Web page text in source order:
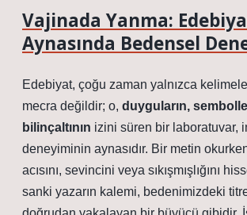
Vajinada Yanma:
Aynasında Bedensel
Edebiyat, çoğu zaman yalnızca
mecra değildir; o, duyguların,
bilinçaltının izini süren bir laboratuvar,
deneyiminin aynasıdır. Bir metin
acısını, sevincini veya sıkışmışlığını
sanki yazarın kalemi, bedenimizdeki